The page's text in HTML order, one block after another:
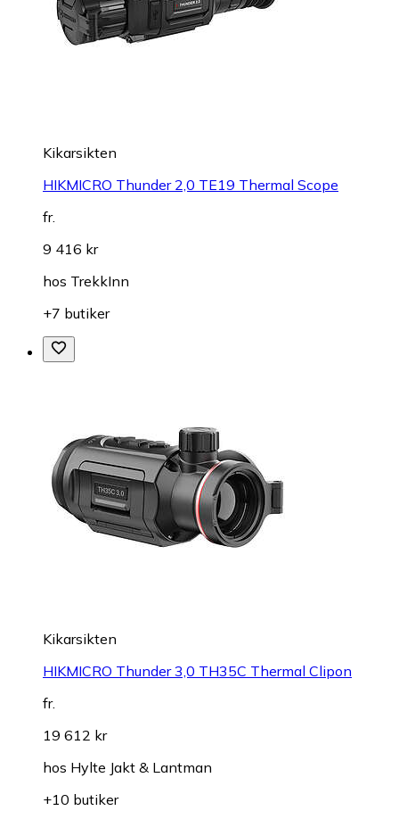
Kikarsikten
HIKMICRO Thunder 2,0 TE19 Thermal Scope
fr.
9 416 kr
hos TrekkInn
+7 butiker
Kikarsikten
HIKMICRO Thunder 3,0 TH35C Thermal Clipon
fr.
19 612 kr
hos Hylte Jakt & Lantman
+10 butiker